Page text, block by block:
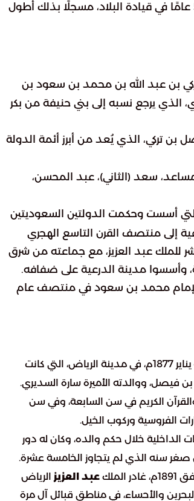
زمام الحكم في ريعان شبابه، وأمضى ما يناهز 54 عامًا في قيادة البلاد، مسجلًا بذلك أطول
بن عبد الله بن محمد بن سعود بن
الذي يرجع نسبه إلى بني حنيفة من بكر
بن تركي، الذي يُعد من أبرز أئمة الدولة
سعد (الثاني)، عبد المحسن،
أسست وحكمت الدولتين السعوديتين
إلى منتصف القرن التاسع الهجري
للملك عبد العزيز، مع جماعته من شرق
وأسسوا مدينة الدرعية على ضفافه.
الإمام محمد بن سعود في منتصف عام
في 19 ذي الحجة 1293هـ الموافق 4 يناير 1877م، في مدينة الرياض، التي كانت
فيصل، ووالدته الأميرة سارة السديري.
الكريم في سن السابعة، وفي سن
الفروسية وركوب الخيل.
الداخلية خلال حكم والده، وكان له دور
سنه الذي لم يتجاوز الخامسة عشرة.
عبد العزيز الرياض
والأحساء، في مناطق قبائل آل مرة